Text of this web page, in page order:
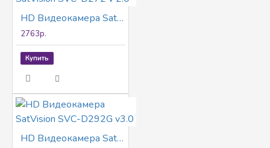
HD Видеокамера SatVision SVC-D272 v 2.0
2763р.
Купить
HD Видеокамера SatVision SVC-D292G v3.0